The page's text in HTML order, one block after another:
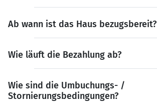
Ab wann ist das Haus bezugsbereit?
Wie läuft die Bezahlung ab?
Wie sind die Umbuchungs- /
Stornierungsbedingungen?